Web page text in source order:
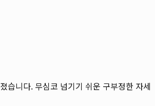
습니다. 무심코 넘기기 쉬운 구부정한 자세